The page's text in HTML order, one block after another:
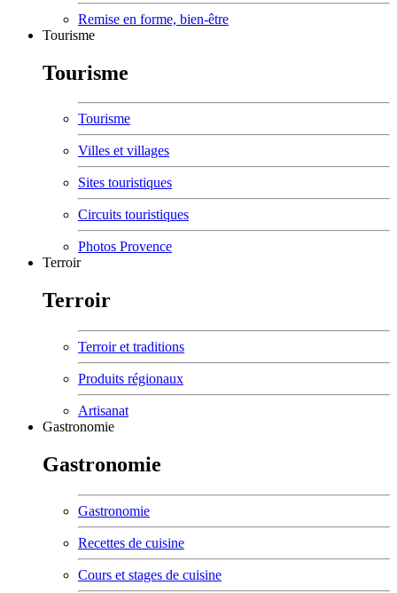
Remise en forme, bien-être
Tourisme
Tourisme
Tourisme
Villes et villages
Sites touristiques
Circuits touristiques
Photos Provence
Terroir
Terroir
Terroir et traditions
Produits régionaux
Artisanat
Gastronomie
Gastronomie
Gastronomie
Recettes de cuisine
Cours et stages de cuisine